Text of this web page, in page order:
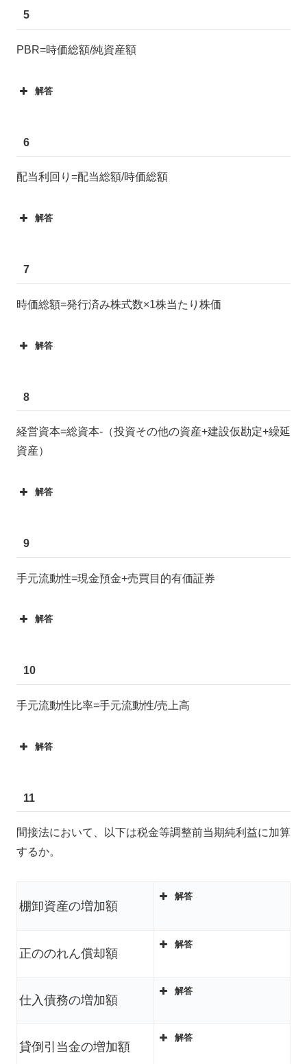
5
PBR=時価総額/純資産額
解答
6
配当利回り=配当総額/時価総額
解答
7
時価総額=発行済み株式数×1株当たり株価
解答
8
経営資本=総資本-（投資その他の資産+建設仮勘定+繰延
資産）
解答
9
手元流動性=現金預金+売買目的有価証券
解答
10
手元流動性比率=手元流動性/売上高
解答
11
間接法において、以下は税金等調整前当期純利益に加算
するか。
棚卸資産の増加額
解答
正ののれん償却額
解答
仕入債務の増加額
解答
貸倒引当金の増加額
解答